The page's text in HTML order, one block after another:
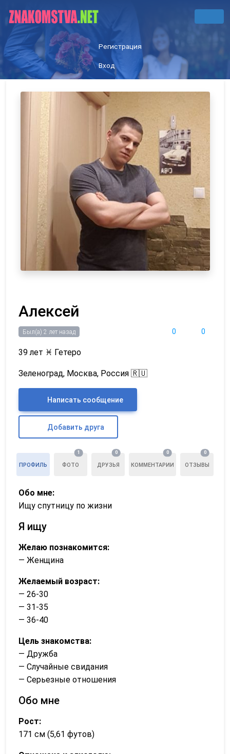
Регистрация
Вход
Алексей
0 0
Был(а) 2 лет назад
39 лет ♓ Гетеро
Зеленоград, Москва, Россия 🇷🇺
Написать сообщение
Добавить друга
ПРОФИЛЬ ФОТО
1
ДРУЗЬЯ
0
КОММЕНТАРИИ
0
ОТЗЫВЫ
0
Обо мне:
Ищу спутницу по жизни
Я ищу
Желаю познакомится:
— Женщина
Желаемый возраст:
— 26-30
— 31-35
— 36-40
Цель знакомства:
— Дружба
— Случайные свидания
— Серьезные отношения
Обо мне
Рост:
171 см (5,61 футов)